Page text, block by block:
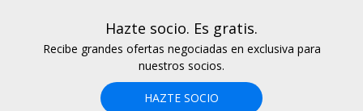
Hazte socio. Es gratis.
Recibe grandes ofertas negociadas en exclusiva para
nuestros socios.
HAZTE SOCIO